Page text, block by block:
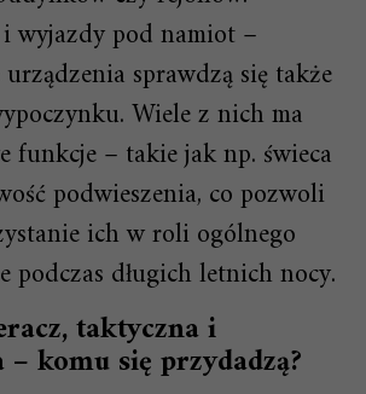
wyjazdy pod namiot –
sprawdzą się także
Wiele z nich ma
funkcje – takie jak np. świeca
podwieszenia, co pozwoli
ich w roli ogólnego
podczas długich letnich nocy.
taktyczna i
komu się przydadzą?